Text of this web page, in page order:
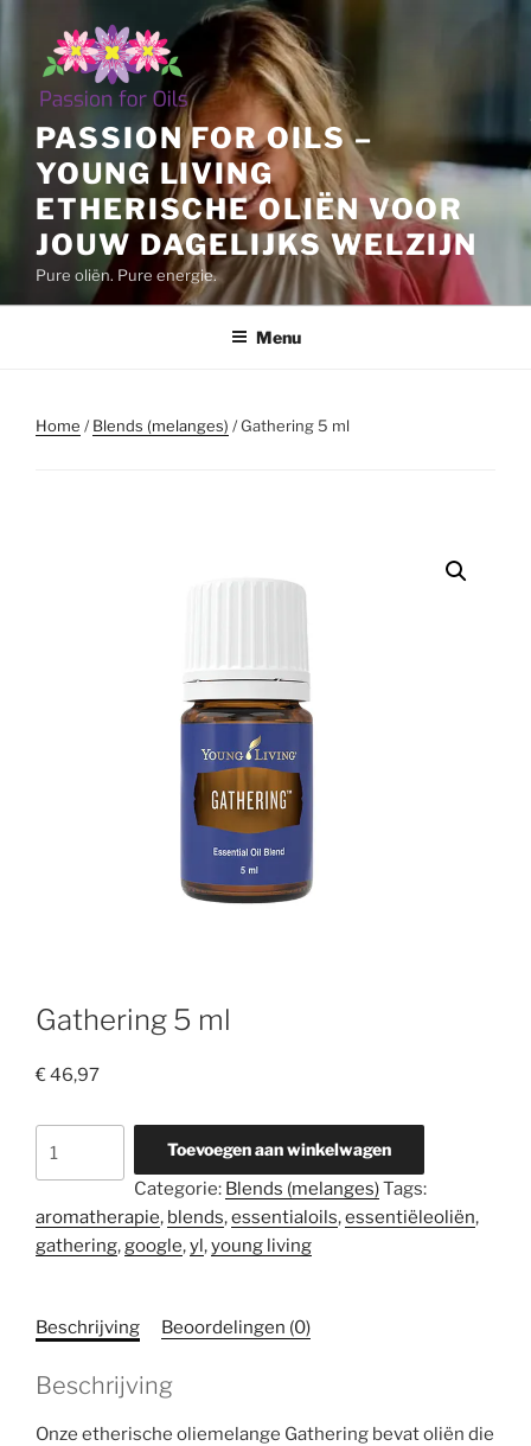
inhoud
PASSION FOR OILS –
YOUNG LIVING
ETHERISCHE OLIËN VOOR
JOUW DAGELIJKS WELZIJN
Pure oliën. Pure energie.
Menu
Home /Blends (melanges) / Gathering 5 ml
Gathering 5 ml
€46,97
aantal
Toevoegen aan winkelwagen
Categorie: Blends (melanges)Tags:
aromatherapie, blends,essentialoils,essentiëleoliën,
gathering,google,yl ,young living
Beschrijving Beoordelingen (0)
Beschrijving
Onze etherische oliemelange Gathering bevat oliën die